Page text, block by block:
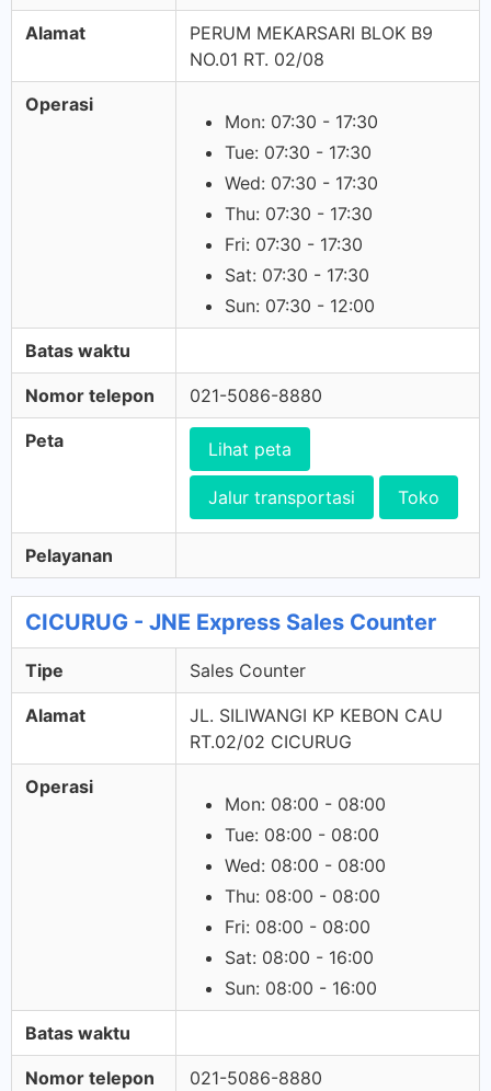
Alamat
PERUM MEKARSARI BLOK B9
NO.01 RT. 02/08
Operasi
Mon: 07:30 - 17:30
Tue: 07:30 - 17:30
Wed: 07:30 - 17:30
Thu: 07:30 - 17:30
Fri: 07:30 - 17:30
Sat: 07:30 - 17:30
Sun: 07:30 - 12:00
Batas waktu
Nomor telepon 021-5086-8880
Peta Lihat peta
Jalur transportasi Toko
Pelayanan
CICURUG - JNE Express Sales Counter
Tipe Sales Counter
Alamat
JL. SILIWANGI KP KEBON CAU
RT.02/02 CICURUG
Operasi
Mon: 08:00 - 08:00
Tue: 08:00 - 08:00
Wed: 08:00 - 08:00
Thu: 08:00 - 08:00
Fri: 08:00 - 08:00
Sat: 08:00 - 16:00
Sun: 08:00 - 16:00
Batas waktu
Nomor telepon 021-5086-8880